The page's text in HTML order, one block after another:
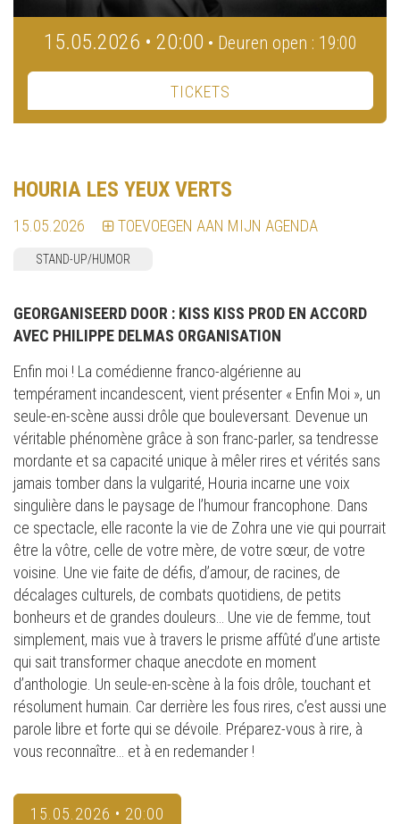
15.05.2026 • 20:00 • Deuren open : 19:00
TICKETS
HOURIA LES YEUX VERTS
15.05.2026 TOEVOEGEN AAN MIJN AGENDA
STAND-UP/HUMOR
GEORGANISEERD DOOR : KISS KISS PROD EN ACCORD
AVEC PHILIPPE DELMAS ORGANISATION
Enfin moi ! La comédienne franco-algérienne au
tempérament incandescent, vient présenter « Enfin Moi », un
seule-en-scène aussi drôle que bouleversant. Devenue un
véritable phénomène grâce à son franc-parler, sa tendresse
mordante et sa capacité unique à mêler rires et vérités sans
jamais tomber dans la vulgarité, Houria incarne une voix
singulière dans le paysage de l’humour francophone. Dans
ce spectacle, elle raconte la vie de Zohra une vie qui pourrait
être la vôtre, celle de votre mère, de votre sœur, de votre
voisine. Une vie faite de défis, d’amour, de racines, de
décalages culturels, de combats quotidiens, de petits
bonheurs et de grandes douleurs… Une vie de femme, tout
simplement, mais vue à travers le prisme affûté d’une artiste
qui sait transformer chaque anecdote en moment
d’anthologie. Un seule-en-scène à la fois drôle, touchant et
résolument humain. Car derrière les fous rires, c’est aussi une
parole libre et forte qui se dévoile. Préparez-vous à rire, à
vous reconnaître… et à en redemander !
15.05.2026 • 20:00